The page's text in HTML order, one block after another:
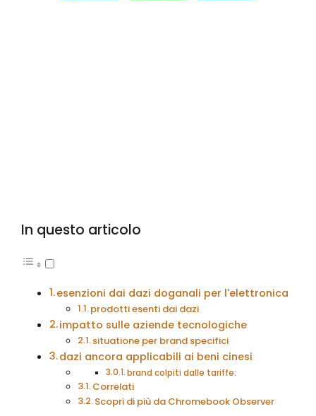
In questo articolo
esenzioni dai dazi doganali per l'elettronica
prodotti esenti dai dazi
impatto sulle aziende tecnologiche
situatione per brand specifici
dazi ancora applicabili ai beni cinesi
brand colpiti dalle tariffe:
Correlati
Scopri di più da Chromebook Observer